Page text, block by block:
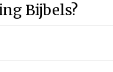
Bijbels?